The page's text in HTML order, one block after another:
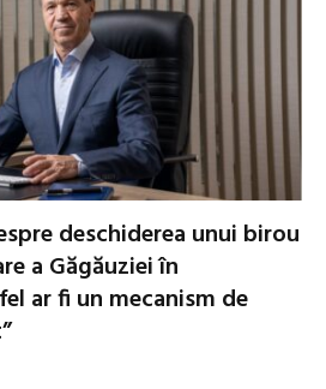
deschiderea unui birou
a Găgăuziei în
ar fi un mecanism de